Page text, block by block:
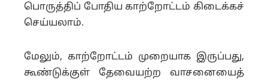
பொருத்திப் போதிய காற்றோட்டம் கிடைக்கச்
செய்யலாம்.
மேலும், காற்றோட்டம் முறையாக இருப்பது,
கூண்டுக்குள் தேவையற்ற வாசனையைத்